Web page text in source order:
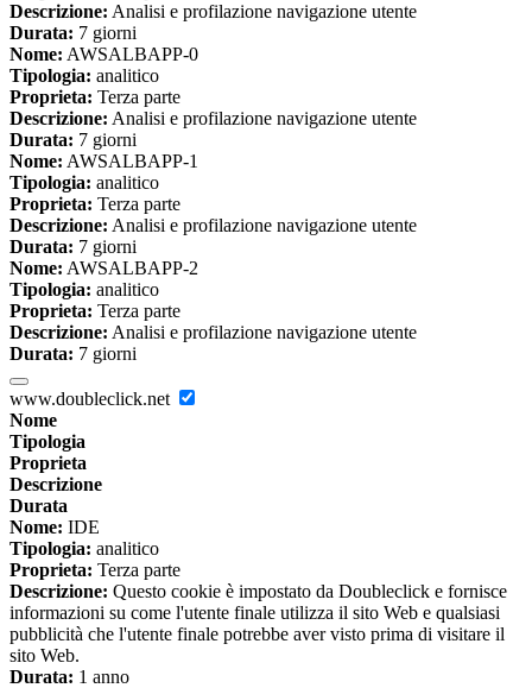
Descrizione: Analisi e profilazione navigazione utente
Durata: 7 giorni
Nome: AWSALBAPP-0
Tipologia: analitico
Proprieta: Terza parte
Descrizione: Analisi e profilazione navigazione utente
Durata: 7 giorni
Nome: AWSALBAPP-1
Tipologia: analitico
Proprieta: Terza parte
Descrizione: Analisi e profilazione navigazione utente
Durata: 7 giorni
Nome: AWSALBAPP-2
Tipologia: analitico
Proprieta: Terza parte
Descrizione: Analisi e profilazione navigazione utente
Durata: 7 giorni
www.doubleclick.net
Nome
Tipologia
Proprieta
Descrizione
Durata
Nome: IDE
Tipologia: analitico
Proprieta: Terza parte
Descrizione: Questo cookie è impostato da Doubleclick e fornisce
informazioni su come l'utente finale utilizza il sito Web e qualsiasi
pubblicità che l'utente finale potrebbe aver visto prima di visitare il
sito Web.
Durata: 1 anno